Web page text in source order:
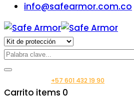
info@safearmor.com.co
+57 601 432 19 90
Carrito items 0